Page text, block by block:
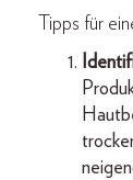
Tipps für